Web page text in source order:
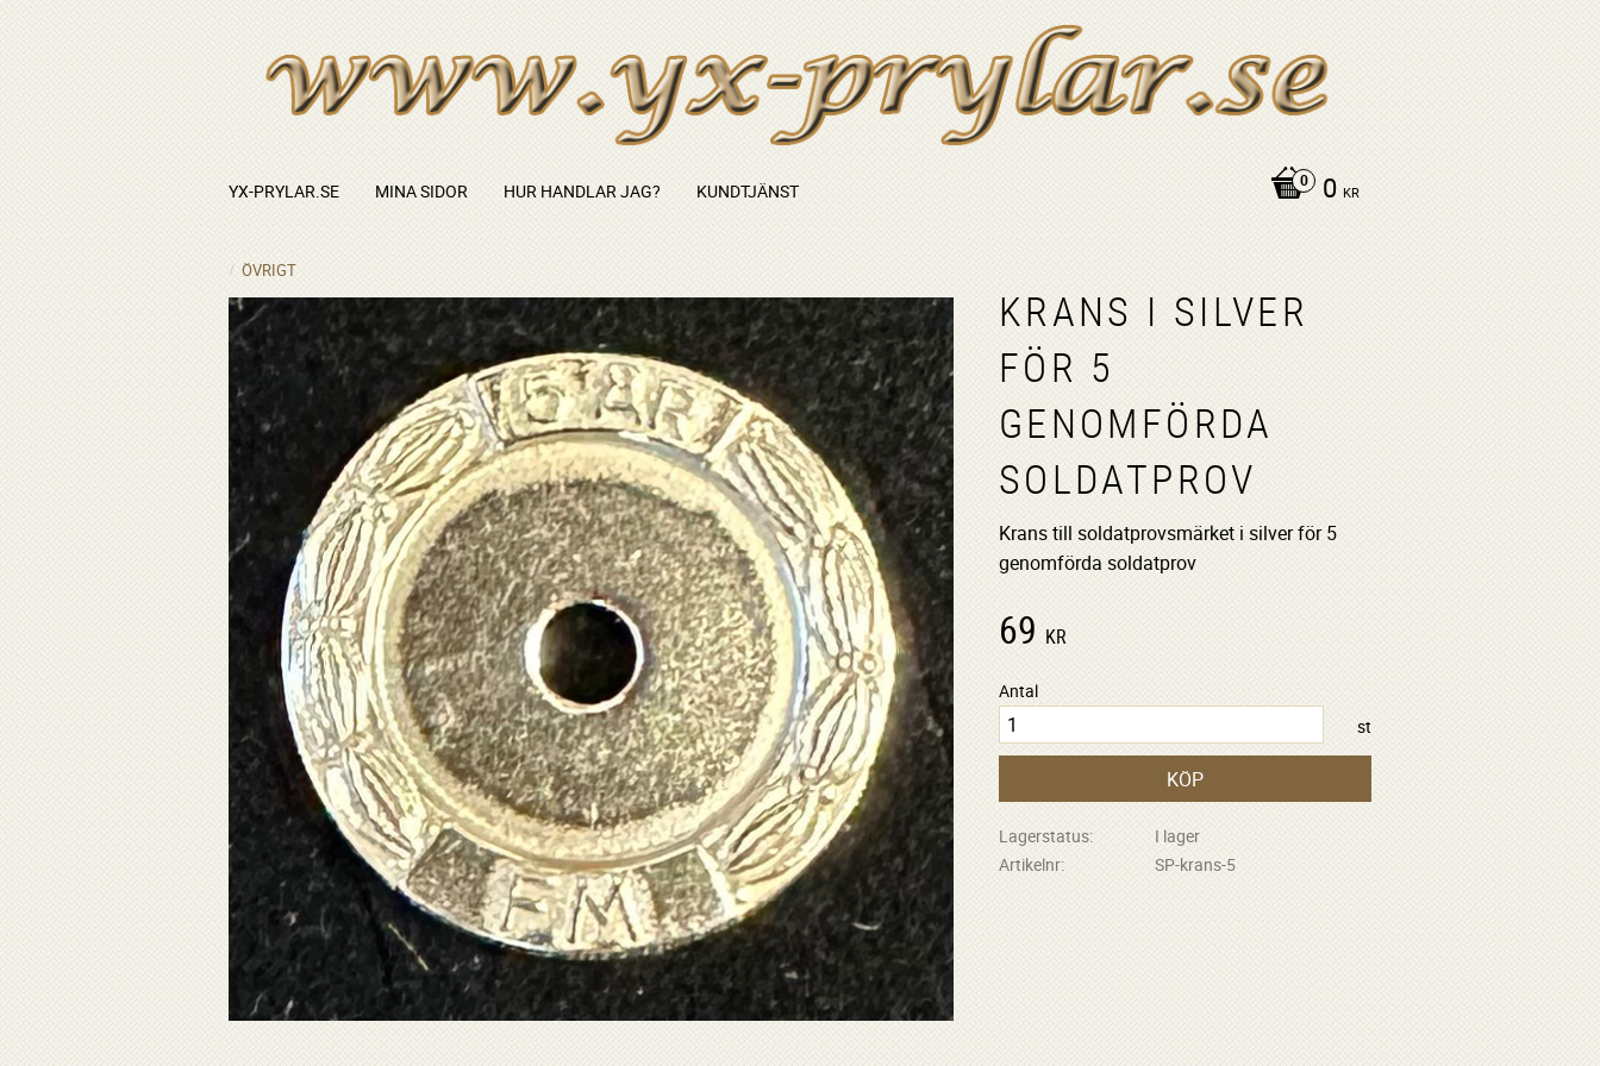
0 KR
YX-PRYLAR.SE MINA SIDOR HUR HANDLAR JAG? KUNDTJÄNST
ÖVRIGT
KRANS I SILVER
FÖR 5
GENOMFÖRDA
SOLDATPROV
Krans till soldatprovsmärket i silver för 5
genomförda soldatprov
69 KR
Antal
st
KÖP
Lagerstatus
I lager
Artikelnr
SP-krans-5